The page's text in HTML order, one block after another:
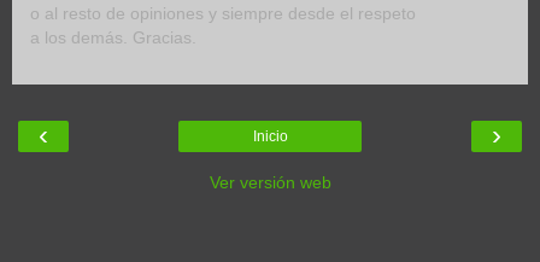
o al resto de opiniones y siempre desde el respeto
a los demás. Gracias.
‹ ›
Inicio
Ver versión web